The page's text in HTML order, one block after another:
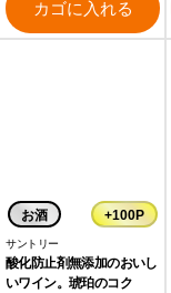
カゴに入れる
お酒 +100P
サントリー
酸化防止剤無添加のおいし
いワイン。琥珀のコク